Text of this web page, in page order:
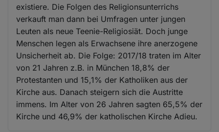
existiere. Die Folgen des Religionsunterrichs
verkauft man dann bei Umfragen unter jungen
Leuten als neue Teenie-Religiosiät. Doch junge
Menschen legen als Erwachsene ihre anerzogene
Unsicherheit ab. Die Folge: 2017/18 traten im Alter
von 21 Jahren z.B. in München 18,8% der
Protestanten und 15,1% der Katholiken aus der
Kirche aus. Danach steigern sich die Austritte
immens. Im Alter von 26 Jahren sagten 65,5% der
Kirche und 46,9% der katholischen Kirche Adieu.